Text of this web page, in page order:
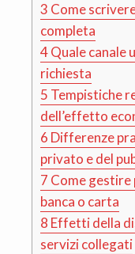
3 Come
completa
4Quale canale
richiesta
5 Tempistiche
dell’effetto
6 Differenze
privato e del
7 Come gestire
banca o carta
8 Effetti della
servizi collegati